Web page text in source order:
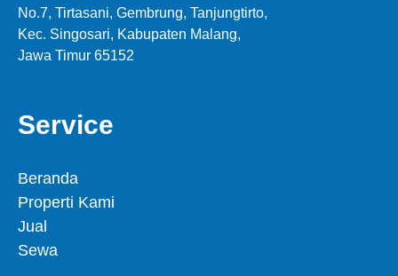
No.7, Tirtasani, Gembrung, Tanjungtirto,
Kec. Singosari, Kabupaten Malang,
Jawa Timur 65152
Service
Beranda
Properti Kami
Jual
Sewa